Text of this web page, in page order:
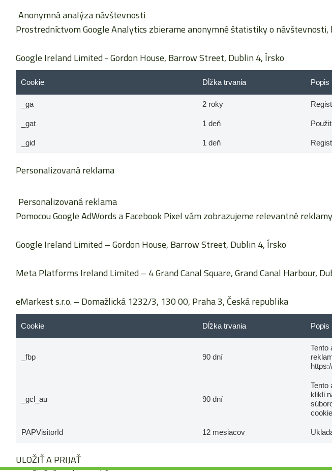
Anonymná analýza návštevnosti
Prostredníctvom Google Analytics zbierame anonymné štatistiky o
Google Ireland Limited- Gordon House, Barrow Street, Dublin 4, Írsko
Cookie Dĺžka trvania Popis
_ga 2 roky
_gat 1 deň
_gid 1 deň
Personalizovaná reklama
Personalizovaná reklama
Pomocou Google AdWords a Facebook Pixel vám zobrazujeme relevantné
Google Ireland Limited– Gordon House, Barrow Street, Dublin 4, Írsko
Meta Platforms Ireland Limited– 4 Grand Canal Square, Grand Canal Harbour,
eMarkest s.r.o.– Domažlická 1232/3, 130 00, Praha 3, Česká republika
Cookie Dĺžka trvania Popis
_fbp 90 dní
Tento
_gcl_au 90 dní
Tento
klikli
PAPVisitorId 12 mesiacov
ULOŽIŤ A PRIJAŤ